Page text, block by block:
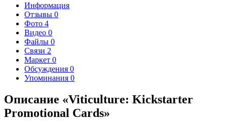
Информация
Отзывы 0
Фото 4
Видео 0
Файлы 0
Связи 2
Маркет 0
Обсуждения 0
Упоминания 0
Описание «Viticulture: Kickstarter
Promotional Cards»